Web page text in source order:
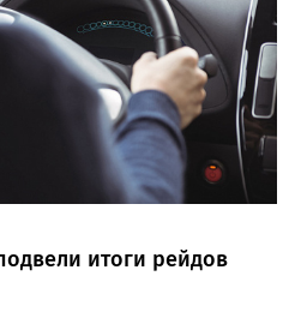
итоги рейдов